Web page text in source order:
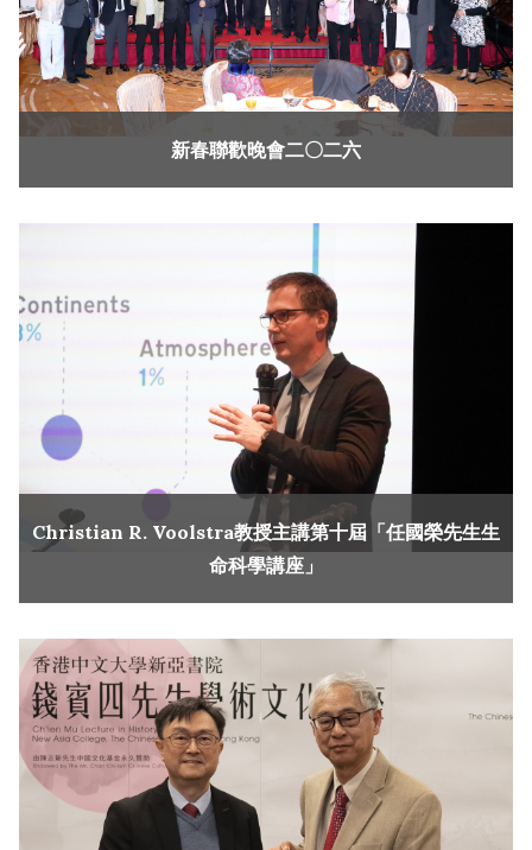
新春聯歡晚會二〇二六
Christian R. Voolstra教授主講第十屆「任國榮先生生
命科學講座」